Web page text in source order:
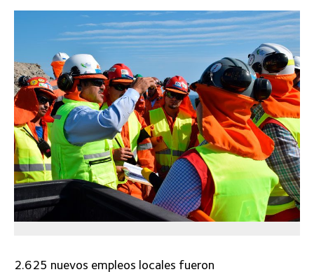
2.625 nuevos empleos locales fueron